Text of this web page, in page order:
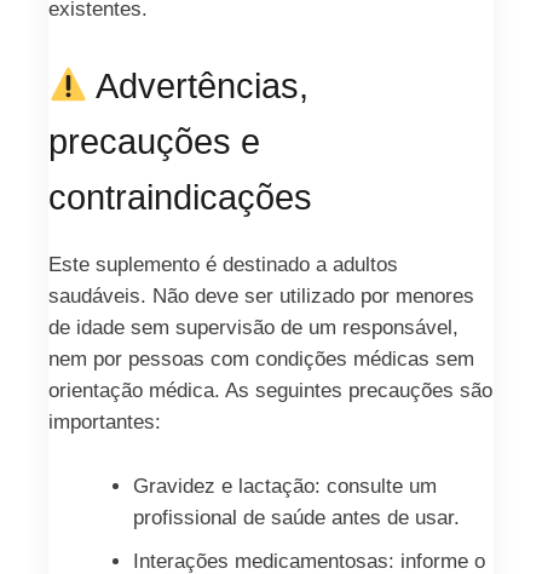
existentes.
Advertências,
precauções e
contraindicações
Este suplemento é destinado a adultos
saudáveis. Não deve ser utilizado por menores
de idade sem supervisão de um responsável,
nem por pessoas com condições médicas sem
orientação médica. As seguintes precauções são
importantes:
Gravidez e lactação: consulte um
profissional de saúde antes de usar.
Interações medicamentosas: informe o